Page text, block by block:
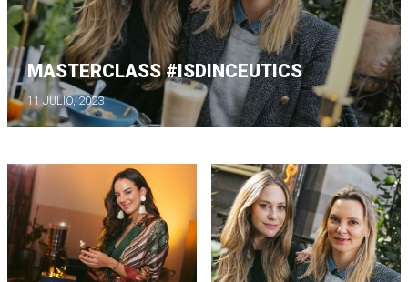
MASTERCLASS #ISDINCEUTICS
11 JULIO, 2023